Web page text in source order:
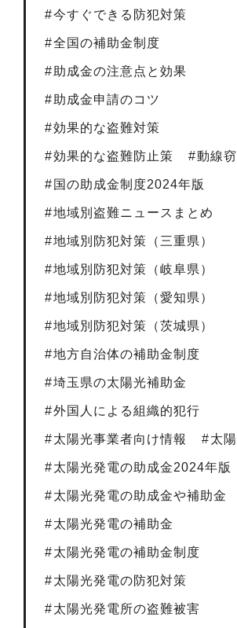
今すぐできる防犯対策
全国の補助金制度
助成金の注意点と効果
助成金申請のコツ
効果的な盗難対策
効果的な盗難防止策 動線
国の助成金制度2024年版
地域別盗難ニュースまとめ
地域別防犯対策（三重県）
地域別防犯対策（岐阜県）
地域別防犯対策（愛知県）
地域別防犯対策（茨城県）
地方自治体の補助金制度
埼玉県の太陽光補助金
外国人による組織的犯行
太陽光事業者向け情報 太
太陽光発電の助成金2024年版
太陽光発電の助成金や補助金
太陽光発電の補助金
太陽光発電の補助金制度
太陽光発電の防犯対策
太陽光発電所の盗難被害